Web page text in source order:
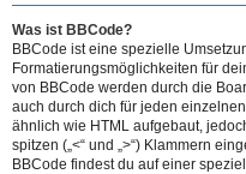
Was ist BBCode?
BBCode ist eine spezielle
Formatierungsmöglichkeiten für
von BBCode werden durch die
auch durch dich für jeden
ähnlich wie HTML aufgebaut,
spitzen („<“ und „>“) Klammern
BBCode findest du auf einer